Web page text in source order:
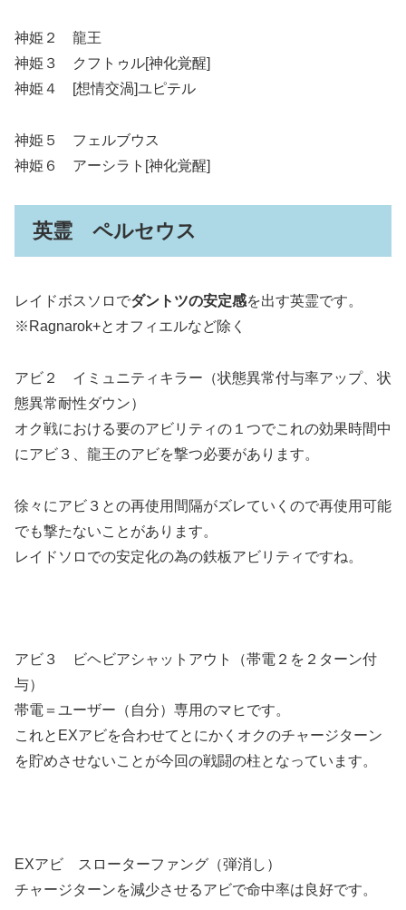
神姫２ 龍王
神姫３ クフトゥル[神化覚醒]
神姫４ [想情交渦]ユピテル
神姫５ フェルブウス
神姫６ アーシラト[神化覚醒]
英霊 ペルセウス
レイドボスソロでダントツの安定感を出す英霊です。
※Ragnarok+とオフィエルなど除く
アビ２ イミュニティキラー（状態異常付与率アップ、状
態異常耐性ダウン）
オク戦における要のアビリティの１つでこれの効果時間中
にアビ３、龍王のアビを撃つ必要があります。
徐々にアビ３との再使用間隔がズレていくので再使用可能
でも撃たないことがあります。
レイドソロでの安定化の為の鉄板アビリティですね。
アビ３ ビヘビアシャットアウト（帯電２を２ターン付
与）
帯電＝ユーザー（自分）専用のマヒです。
これとEXアビを合わせてとにかくオクのチャージターン
を貯めさせないことが今回の戦闘の柱となっています。
EXアビ スローターファング（弾消し）
チャージターンを減少させるアビで命中率は良好です。